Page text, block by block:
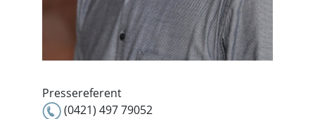
Pressereferent
(0421) 497 79052